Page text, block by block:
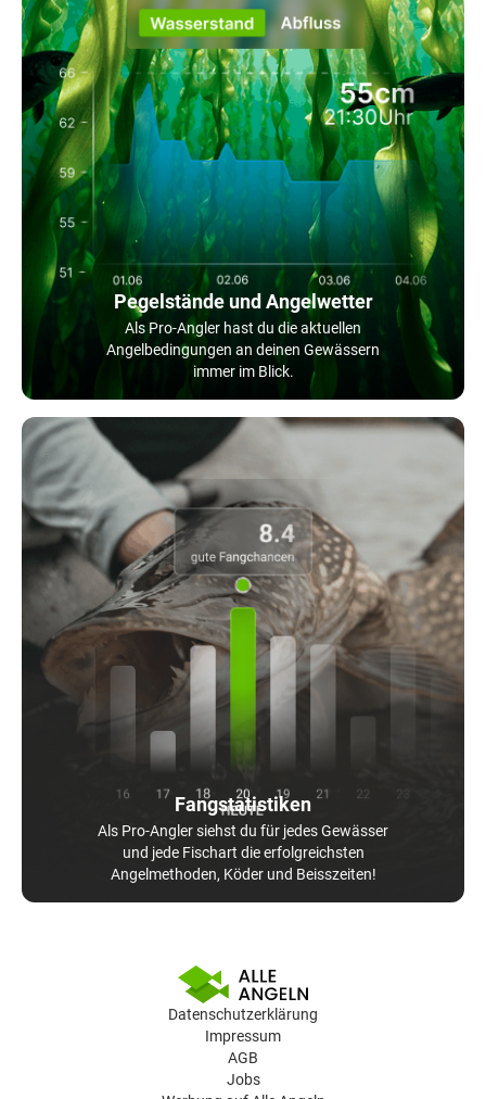
Pegelstände und Angelwetter
Als Pro-Angler hast du die aktuellen
Angelbedingungen an deinen Gewässern
immer im Blick.
Fangstatistiken
Als Pro-Angler siehst du für jedes Gewässer
und jede Fischart die erfolgreichsten
Angelmethoden, Köder und Beisszeiten!
Datenschutzerklärung
Impressum
AGB
Jobs